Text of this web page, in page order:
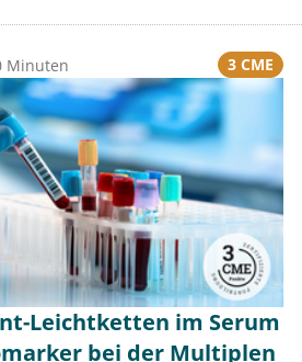
Minuten 3 CME
Leichtketten im Serum
bei der Multiplen